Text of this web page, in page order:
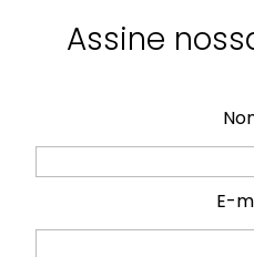
Assine
E-